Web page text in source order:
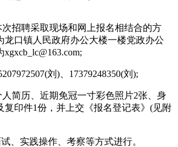
聘采取现场和网上报名相结合的方
龙口镇人民政府办公大楼一楼党政办公
刘)、17379248350(刘);
历、近期免冠一寸彩色照片2张、身
复印件1份，并上交《报名登记表》(见附
实践操作、考察等方式进行。